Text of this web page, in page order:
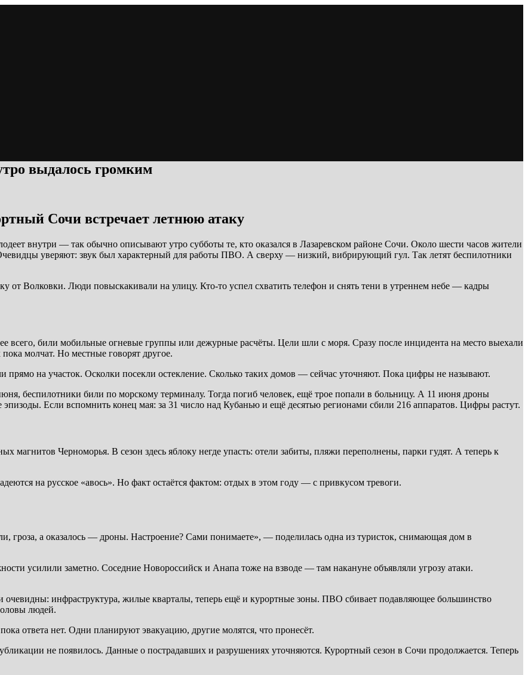
выдалось громким
Сочи встречает летнюю атаку
внутри — так обычно описывают утро субботы те, кто оказался в Лазаревском районе Сочи. Около шести часов жители
уверяют: звук был характерный для работы ПВО. А сверху — низкий, вибрирующий гул. Так летят беспилотники
от Волковки. Люди повыскакивали на улицу. Кто-то успел схватить телефон и снять тени в утреннем небе — кадры
всего, били мобильные огневые группы или дежурные расчёты. Цели шли с моря. Сразу после инцидента на место выехали
молчат. Но местные говорят другое.
на участок. Осколки посекли остекление. Сколько таких домов — сейчас уточняют. Пока цифры не называют.
беспилотники били по морскому терминалу. Тогда погиб человек, ещё трое попали в больницу. А 11 июня дроны
Если вспомнить конец мая: за 31 число над Кубанью и ещё десятью регионами сбили 216 аппаратов. Цифры растут.
магнитов Черноморья. В сезон здесь яблоку негде упасть: отели забиты, пляжи переполнены, парки гудят. А теперь к
на русское «авось». Но факт остаётся фактом: отдых в этом году — с привкусом тревоги.
гроза, а оказалось — дроны. Настроение? Сами понимаете», — поделилась одна из туристок, снимающая дом в
усилили заметно. Соседние Новороссийск и Анапа тоже на взводе — там накануне объявляли угрозу атаки.
очевидны: инфраструктура, жилые кварталы, теперь ещё и курортные зоны. ПВО сбивает подавляющее большинство
людей.
ответа нет. Одни планируют эвакуацию, другие молятся, что пронесёт.
не появилось. Данные о пострадавших и разрушениях уточняются. Курортный сезон в Сочи продолжается. Теперь